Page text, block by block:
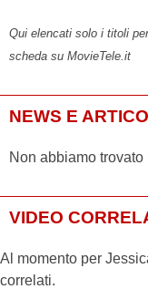
Qui elencati solo i titoli
scheda su MovieTele.it
NEWS E
Non abbiamo
VIDEO
Al momento per
correlati.